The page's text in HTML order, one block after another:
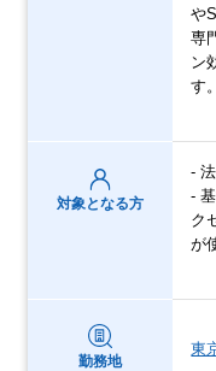
や
専
ン
す。
対象となる方
-
-
ク
が
勤務地
東